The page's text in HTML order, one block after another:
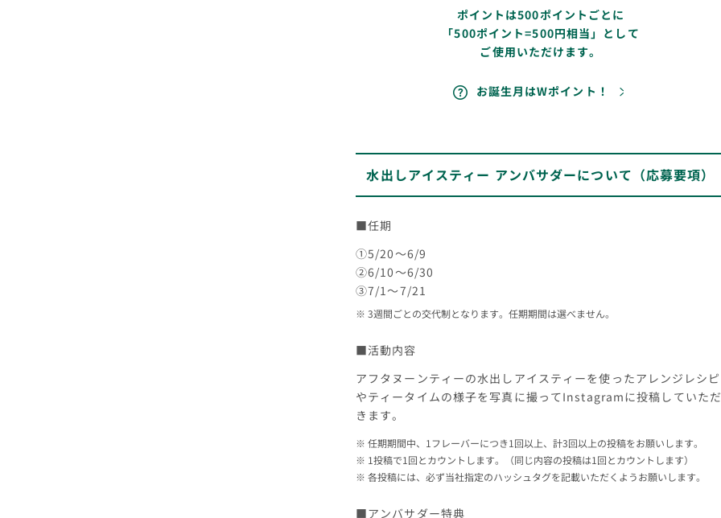
ポイントは500ポイントごとに
「500ポイント=500円相当」として
ご使用いただけます。
お誕生月はWポイント！
水出しアイスティー アンバサダーについて（応募要項）
■任期
①5/20～6/9
②6/10～6/30
③7/1～7/21
3週間ごとの交代制となります。任期期間は選べません。
■活動内容
アフタヌーンティーの水出しアイスティーを使ったアレンジレシピ
やティータイムの様子を写真に撮ってInstagramに投稿していただ
きます。
任期期間中、1フレーバーにつき1回以上、計3回以上の投稿をお願いします。
1投稿で1回とカウントします。（同じ内容の投稿は1回とカウントします）
各投稿には、必ず当社指定のハッシュタグを記載いただくようお願いします。
■アンバサダー特典